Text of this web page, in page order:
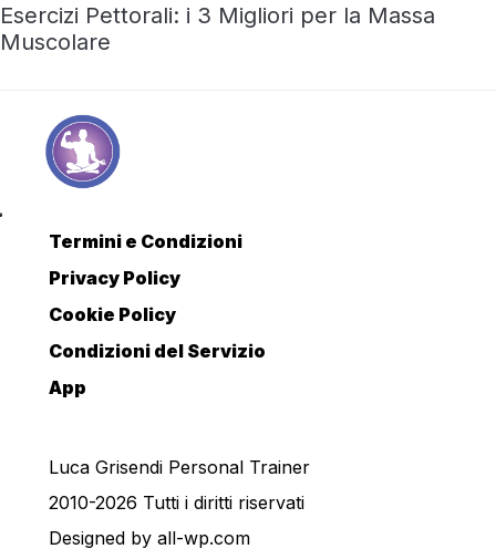
Esercizi Pettorali: i 3 Migliori per la Massa
Muscolare
Termini e Condizioni
Privacy Policy
Cookie Policy
Condizioni del Servizio
App
Luca Grisendi Personal Trainer
2010-2026 Tutti i diritti riservati
Designed by all-wp.com